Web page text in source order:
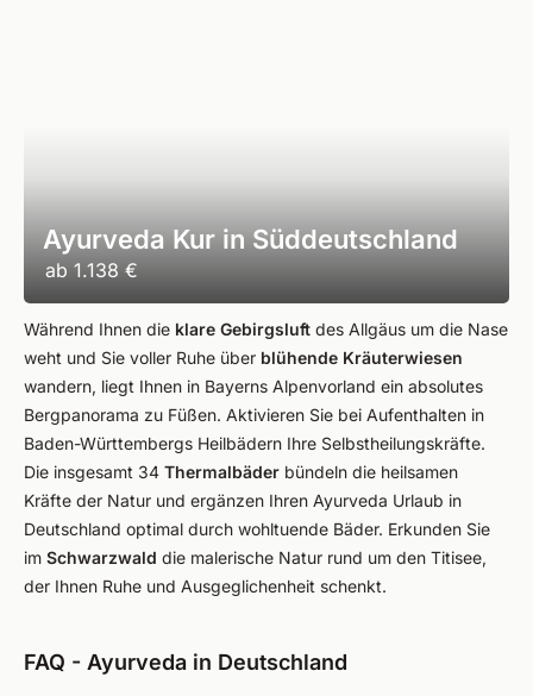
Ayurveda Kur in Süddeutschland
ab 1.138 €
Während Ihnen die klare Gebirgsluft des Allgäus um die Nase
weht und Sie voller Ruhe über blühende Kräuterwiesen
wandern, liegt Ihnen in Bayerns Alpenvorland ein absolutes
Bergpanorama zu Füßen. Aktivieren Sie bei Aufenthalten in
Baden-Württembergs Heilbädern Ihre Selbstheilungskräfte.
Die insgesamt 34 Thermalbäder bündeln die heilsamen
Kräfte der Natur und ergänzen Ihren Ayurveda Urlaub in
Deutschland optimal durch wohltuende Bäder. Erkunden Sie
im Schwarzwald die malerische Natur rund um den Titisee,
der Ihnen Ruhe und Ausgeglichenheit schenkt.
FAQ - Ayurveda in Deutschland